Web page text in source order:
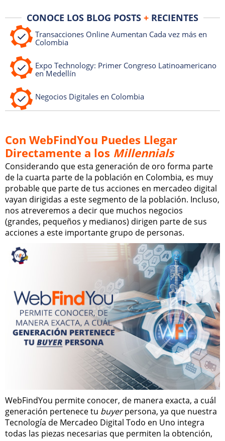
CONOCE LOS BLOG POSTS +RECIENTES
Transacciones Online Aumentan Cada vez más en
Colombia
Expo Technology: Primer Congreso Latinoamericano
en Medellín
Negocios Digitales en Colombia
Con WebFindYou Puedes Llegar
Directamente a los Millennials
Considerando que esta generación de oro forma parte
de la cuarta parte de la población en Colombia, es muy
probable que parte de tus acciones en mercadeo digital
vayan dirigidas a este segmento de la población. Incluso,
nos atreveremos a decir que muchos negocios
(grandes, pequeños y medianos) dirigen parte de sus
acciones a este importante grupo de personas.
WebFindYou permite conocer, de manera exacta, a cuál
generación pertenece tu buyerpersona, ya que nuestra
Tecnología de Mercadeo Digital Todo en Uno integra
todas las piezas necesarias que permiten la obtención,